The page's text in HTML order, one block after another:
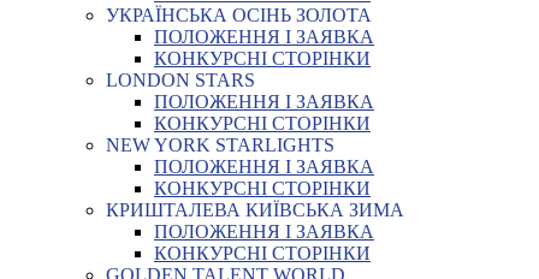
УКРАЇНСЬКА ОСІНЬ ЗОЛОТА
ПОЛОЖЕННЯ І ЗАЯВКА
КОНКУРСНІ СТОРІНКИ
LONDON STARS
ПОЛОЖЕННЯ І ЗАЯВКА
КОНКУРСНІ СТОРІНКИ
NEW YORK STARLIGHTS
ПОЛОЖЕННЯ І ЗАЯВКА
КОНКУРСНІ СТОРІНКИ
КРИШТАЛЕВА КИЇВСЬКА ЗИМА
ПОЛОЖЕННЯ І ЗАЯВКА
КОНКУРСНІ СТОРІНКИ
GOLDEN TALENT WORLD